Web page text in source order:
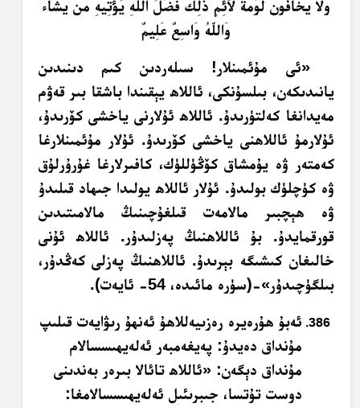
وَلاَ يَخَافُونَ لَوْمَةَ لآئِمٍ ذَلِكَ فَضْلُ اللّهِ يُؤْتِيهِ مَن يَشَاء
وَاللّهُ وَاسِعٌ عَلِيمٌ
«ئى مۇئمىنلار! سىلەردىن كىم دىنىدىن
يانىدىكەن، بىلسۇنكى، ئاللاھ يېقىندا باشقا بىر قەۋم
مەيدانغا كەلتۈرىدۇ. ئاللاھ ئۇلارنى ياخشى كۆرىدۇ،
ئۇلارمۇ ئاللاھنى ياخشى كۆرىدۇ. ئۇلار مۇئمىنلارغا
كەمتەر ۋە يۇمشاق كۆڭۈللۈك، كافىرلارغا غۇرۇرلۇق
ۋە كۈچلۈك بولىدۇ. ئۇلار ئاللاھ يولىدا جىھاد قىلىدۇ
ۋە ھېچبىر مالامەت قىلغۇچىنىڭ مالامىتىدىن
قورقمايدۇ. بۇ ئاللاھنىڭ پەزلىدۇر. ئاللاھ ئۇنى
خالىغان كىشىگە بېرىدۇ. ئاللاھنىڭ پەزلى كەڭدۇر،
بىلگۈچىدۇر»-(سۈرە مائىدە، 54- ئايەت).
ئەبۇ ھۇرەيرە رەزىيەللاھۇ ئەنھۇ رىۋايەت قىلىپ
مۇنداق دەيدۇ: پەيغەمبەر ئەلەيھىسسالام
مۇنداق دېگەن: «ئاللاھ تائالا بىرەر بەندىنى
دوست تۇتسا، جىبرىئىل ئەلەيھىسسالامغا: